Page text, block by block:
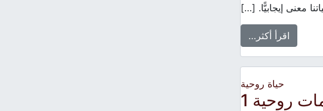
معنى إيجابيًّا. […]
اقرأ أكثر…
حياة روحية
روحية 1